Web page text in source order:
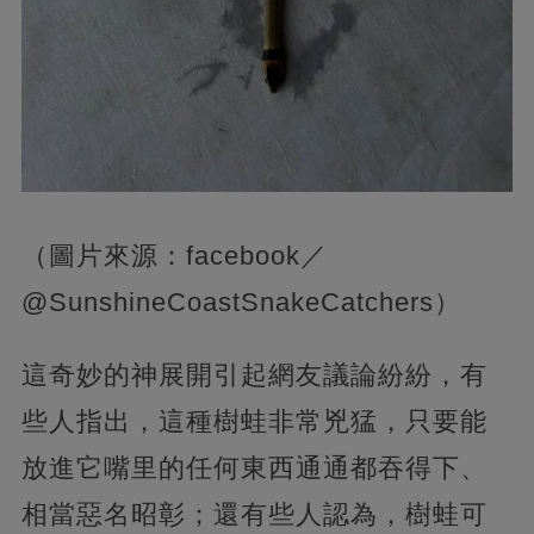
（圖片來源：facebook／
@SunshineCoastSnakeCatchers）
這奇妙的神展開引起網友議論紛紛，有
些人指出，這種樹蛙非常兇猛，只要能
放進它嘴里的任何東西通通都吞得下、
相當惡名昭彰；還有些人認為，樹蛙可